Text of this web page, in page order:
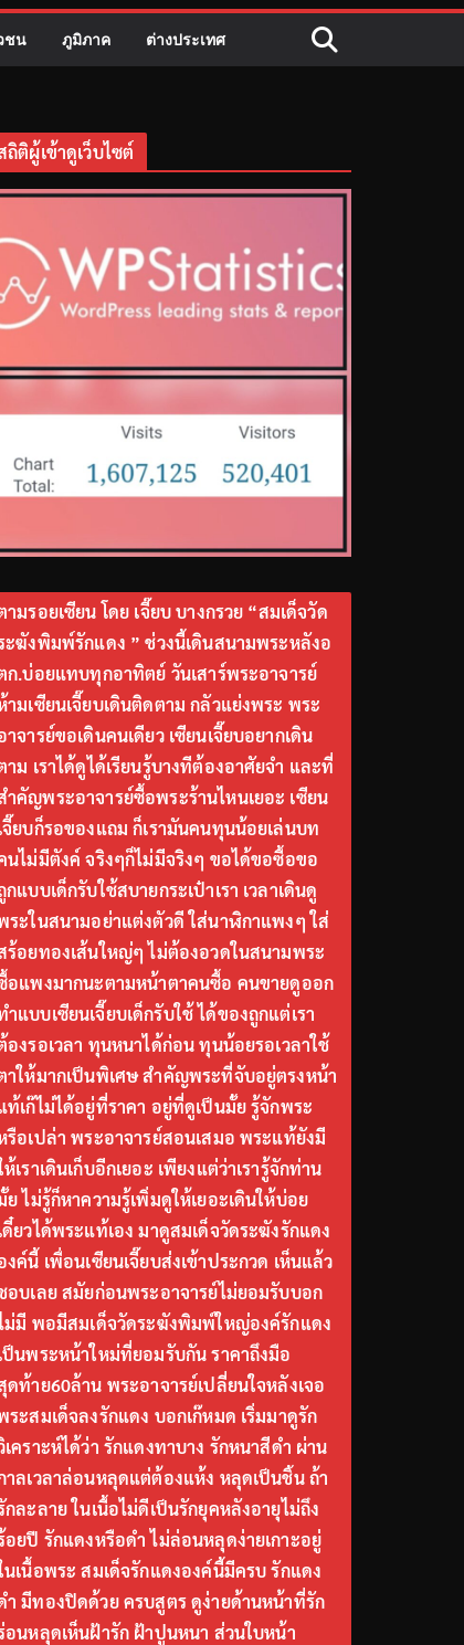
ชน ภูมิภาค ต่างประเทศ
ถิติผู้เข้าดูเว็บไซต์
ามรอยเซียน โดย เจี๊ยบ บางกรวย “สมเด็จวัด
ะฆังพิมพ์รักแดง ” ช่วงนี้เดินสนามพระหลังอ
ก.บ่อยแทบทุกอาทิตย์ วันเสาร์พระอาจารย์
ามเซียนเจี๊ยบเดินติดตาม กลัวแย่งพระ พระ
าจารย์ขอเดินคนเดียว เซียนเจี๊ยบอยากเดิน
าม เราได้ดูได้เรียนรู้บางทีต้องอาศัยจำ และที่
ำคัญพระอาจารย์ซื้อพระร้านไหนเยอะ เซียน
จี๊ยบก็รอของแถม ก็เรามันคนทุนน้อยเล่นบท
นไม่มีตังค์ จริงๆก็ไม่มีจริงๆ ขอได้ขอซื้อขอ
กแบบเด็กรับใช้สบายกระเป๋าเรา เวลาเดินดู
ระในสนามอย่าแต่งตัวดี ใส่นาฬิกาแพงๆ ใส่
ร้อยทองเส้นใหญ่ๆ ไม่ต้องอวดในสนามพระ
อแพงมากนะตามหน้าตาคนซื้อ คนขายดูออก
ำแบบเซียนเจี๊ยบเด็กรับใช้ ได้ของถูกแต่เรา
องรอเวลา ทุนหนาได้ก่อน ทุนน้อยรอเวลาใช้
าให้มากเป็นพิเศษ สำคัญพระที่จับอยู่ตรงหน้า
ท้เก๊ไม่ได้อยู่ที่ราคา อยู่ที่ดูเป็นมั้ย รู้จักพระ
รือเปล่า พระอาจารย์สอนเสมอ พระแท้ยังมี
ห้เราเดินเก็บอีกเยอะ เพียงแต่ว่าเรารู้จักท่าน
ย ไม่รู้ก็หาความรู้เพิ่มดูให้เยอะเดินให้บ่อย
ดี๋ยวได้พระแท้เอง มาดูสมเด็จวัดระฆังรักแดง
งค์นี้ เพื่อนเซียนเจี๊ยบส่งเข้าประกวด เห็นแล้ว
อบเลย สมัยก่อนพระอาจารย์ไม่ยอมรับบอก
ม่มี พอมีสมเด็จวัดระฆังพิมพ์ใหญ่องค์รักแดง
ป็นพระหน้าใหม่ที่ยอมรับกัน ราคาถึงมือ
ดท้าย60ล้าน พระอาจารย์เปลี่ยนใจหลังเจอ
ระสมเด็จลงรักแดง บอกเก๊หมด เริ่มมาดูรัก
เคราะห์ได้ว่า รักแดงทาบาง รักหนาสีดำ ผ่าน
าลเวลาล่อนหลุดแต่ต้องแห้ง หลุดเป็นชิ้น ถ้า
กละลาย ในเนื้อไม่ดีเป็นรักยุคหลังอายุไม่ถึง
อยปี รักแดงหรือดำ ไม่ล่อนหลุดง่ายเกาะอยู่
นเนื้อพระ สมเด็จรักแดงองค์นี้มีครบ รักแดง
ำ มีทองปิดด้วย ครบสูตร ดูง่ายด้านหน้าที่รัก
อนหลุดเห็นฝ้ารัก ฝ้าปูนหนา ส่วนใบหน้า